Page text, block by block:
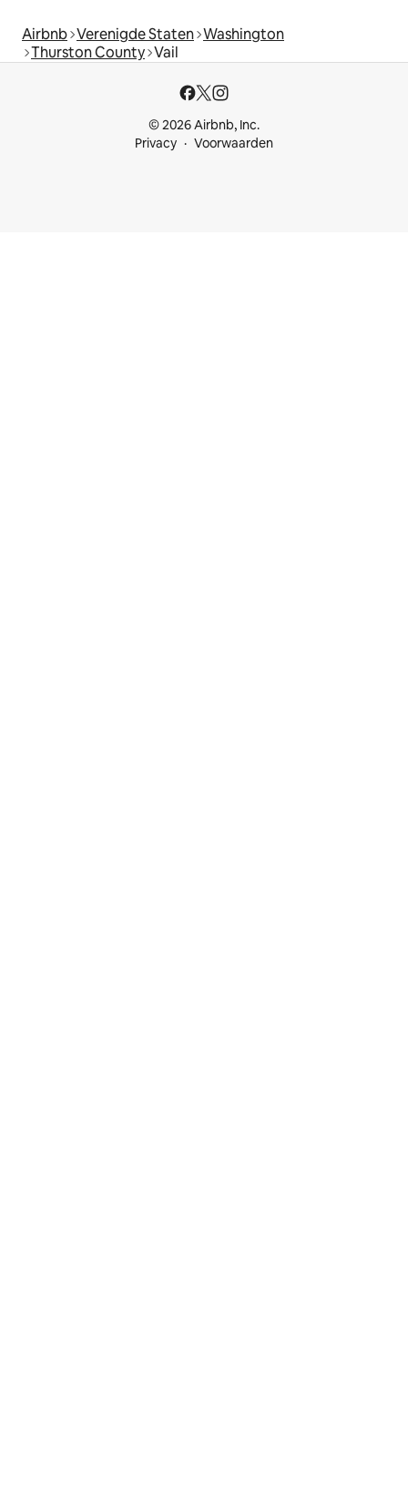
Airbnb Verenigde Staten Washington
Thurston County Vail
© 2026 Airbnb, Inc.
Privacy
Voorwaarden